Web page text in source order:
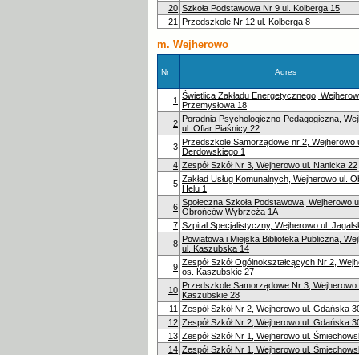
20 Szkoła Podstawowa Nr 9 ul. Kolberga 15
21
Przedszkole Nr 12 ul. Kolberga 8
m. Wejherowo
Nr Adres
1 Świetlica Zakładu Energetycznego,
Przemysłowa 18
2 Poradnia Psychologiczno-Pedagogiczna,
ul. Ofiar Piaśnicy 22
3 Przedszkole Samorządowe nr 2, Wejherowo
Derdowskiego 1
4 Zespół Szkół Nr 3, Wejherowo ul. Nanicka 22
5 Zakład Usług Komunalnych, Wejherowo ul.
Helu 1
6 Społeczna Szkoła Podstawowa, Wejherowo
Obrońców Wybrzeża 1A
7 Szpital Specjalistyczny, Wejherowo ul.
8 Powiatowa i Miejska Biblioteka Publiczna,
ul. Kaszubska 14
9 Zespół Szkół Ogólnokształcących Nr 2,
os. Kaszubskie 27
10 Przedszkole Samorządowe Nr 3, Wejherowo
Kaszubskie 28
11 Zespół Szkół Nr 2, Wejherowo ul. Gdańska
12 Zespół Szkół Nr 2, Wejherowo ul. Gdańska
13 Zespół Szkół Nr 1, Wejherowo ul.
14 Zespół Szkół Nr 1, Wejherowo ul.